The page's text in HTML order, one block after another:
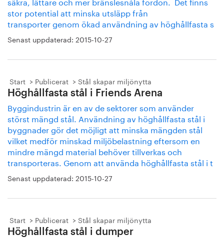
stor potential att minska utsläpp från
transporter genom ökad användning av höghållfasta s
Senast uppdaterad: 2015-10-27
Start Publicerat Stål skapar miljönytta
Höghållfasta stål i Friends Arena
Byggindustrin är en av de sektorer som använder
störst mängd stål. Användning av höghållfasta stål i
byggnader gör det möjligt att minska mängden stål
vilket medför minskad miljöbelastning eftersom en
mindre mängd material behöver tillverkas och
transporteras. Genom att använda höghållfasta stål i t
Senast uppdaterad: 2015-10-27
Start Publicerat Stål skapar miljönytta
Höghållfasta stål i dumper